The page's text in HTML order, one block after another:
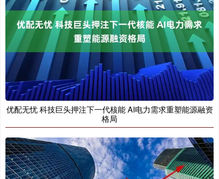
优配无忧 科技巨头押注下一代核能 AI电力需求重塑能源融资
格局